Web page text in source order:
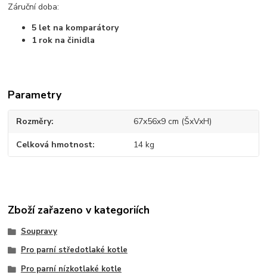
Záruční doba:
5 let na komparátory
1 rok na činidla
Parametry
Rozměry 67x56x9 cm (ŠxVxH)
Celková hmotnost 14 kg
Zboží zařazeno v kategoriích
Soupravy
Pro parní středotlaké kotle
Pro parní nízkotlaké kotle